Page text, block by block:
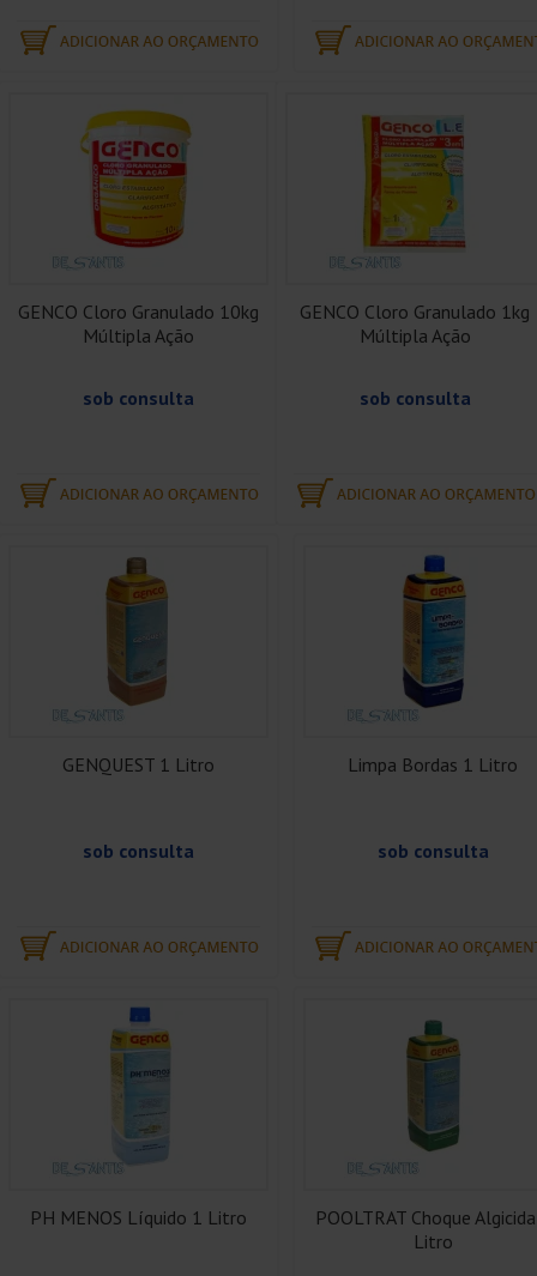
GENCO Cloro Granulado 10kg
Múltipla Ação
sob consulta
GENCO Cloro Granulado 1kg
Múltipla Ação
sob consulta
GENQUEST 1 Litro
sob consulta
Limpa Bordas 1 Litro
sob consulta
PH MENOS Líquido 1 Litro
POOLTRAT Choque
Litro